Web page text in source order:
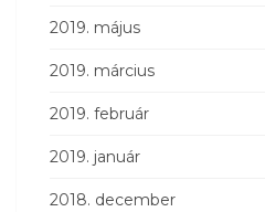
2019. május
2019. március
2019. február
2019. január
2018. december